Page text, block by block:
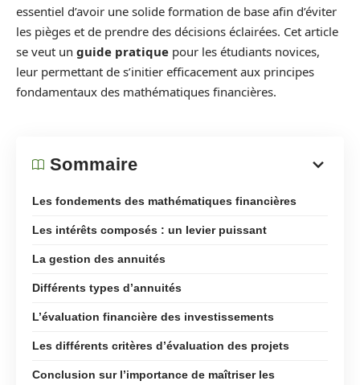
essentiel d’avoir une solide formation de base afin d’éviter
les pièges et de prendre des décisions éclairées. Cet article
se veut un guide pratique pour les étudiants novices,
leur permettant de s’initier efficacement aux principes
fondamentaux des mathématiques financières.
Sommaire
Les fondements des mathématiques financières
Les intérêts composés : un levier puissant
La gestion des annuités
Différents types d’annuités
L’évaluation financière des investissements
Les différents critères d’évaluation des projets
Conclusion sur l’importance de maîtriser les